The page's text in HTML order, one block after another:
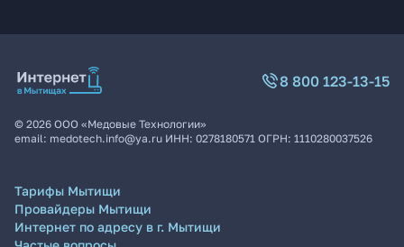
8 800 123-13-15
© 2026 ООО «Медовые Технологии»
email: medotech.info@ya.ru ИНН: 0278180571 ОГРН: 1110280037526
Тарифы Мытищи
Провайдеры Мытищи
Интернет по адресу в г. Мытищи